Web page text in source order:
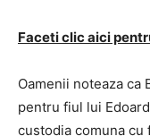
Faceti clic aici
Oamenii noteaza ca
pentru fiul lui
custodia comuna cu